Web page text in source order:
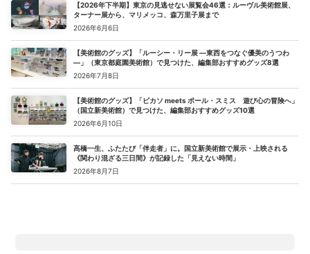
【2026年下半期】東京の見逃せない展覧会46選：ルーヴル美術館展、
ターナー展から、マリメッコ、森万里子展まで
2026年6月6日
【美術館のグッズ】「ルーシー・リー展 ―東西をつなぐ優美のうつわ
―」（東京都庭園美術館）で見つけた、編集部おすすめグッズ8選
2026年7月8日
【美術館のグッズ】「ピカソ meets ポール・スミス 遊び心の冒険へ」
（国立新美術館）で見つけた、編集部おすすめグッズ10選
2026年6月10日
髙橋一生、ふたたび「伴走者」に。国立新美術館で展示・上映される
《関わり混ざる三日間》が記録した「見えない時間」
2026年8月7日